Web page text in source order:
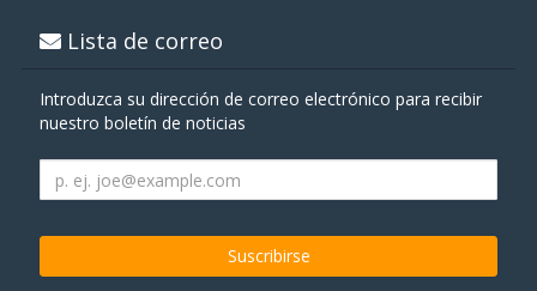
Lista de correo
Introduzca su dirección de correo electrónico para recibir
nuestro boletín de noticias